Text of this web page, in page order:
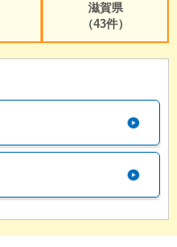
滋賀県
（43件）